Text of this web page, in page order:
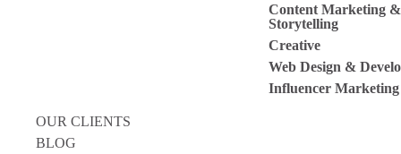
Content Marketing &
Storytelling
Creative
Web Design &
Influencer Marketing
OUR CLIENTS
BLOG